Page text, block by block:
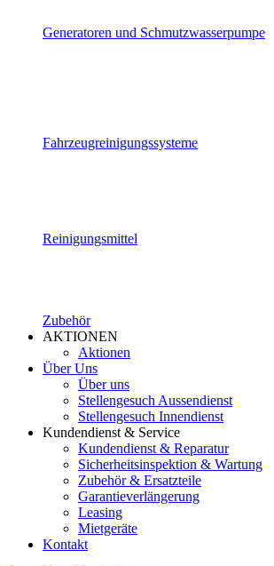
Generatoren und Schmutzwasserpumpe
Fahrzeugreinigungssysteme
Reinigungsmittel
Zubehör
AKTIONEN
Aktionen
Über Uns
Über uns
Stellengesuch Aussendienst
Stellengesuch Innendienst
Kundendienst & Service
Kundendienst & Reparatur
Sicherheitsinspektion & Wartung
Zubehör & Ersatzteile
Garantieverlängerung
Leasing
Mietgeräte
Kontakt